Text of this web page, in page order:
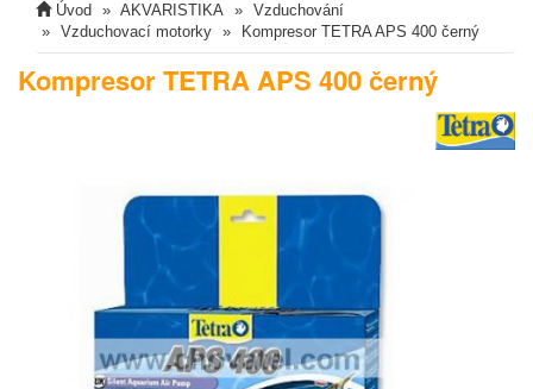
Úvod AKVARISTIKA
Vzduchování
Vzduchovací motorky
Kompresor TETRA APS 400 černý
Kompresor TETRA APS 400 černý